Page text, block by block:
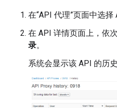
在“API 代理”页面中选择
在 API 详情页面上，依
录。
系统会显示该 API 的历史